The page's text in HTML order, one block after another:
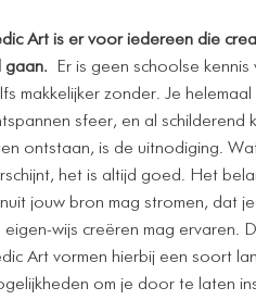
Art is er voor iedereen die
gaan.
Er is geen schoolse
makkelijker zonder. Je
sfeer, en al schilderend
ontstaan, is de uitnodiging.
het is altijd goed. Het
jouw bron mag stromen, dat
eigen-wijs creëren mag ervaren.
Art vormen hierbij een soort
om je door te laten